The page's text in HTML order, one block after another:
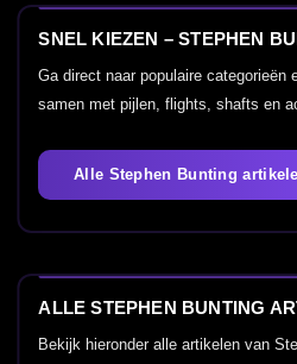
SNEL KIEZEN – STEPHEN
Ga direct naar populaire categorieën
samen met pijlen, flights, shafts en
Alle Stephen Bunting
ALLE STEPHEN BUNTING
Bekijk hieronder alle artikelen van